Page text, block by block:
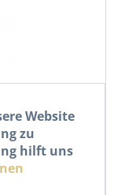
MRX SMX...
MRX und
für den
Website
zu
hilft uns